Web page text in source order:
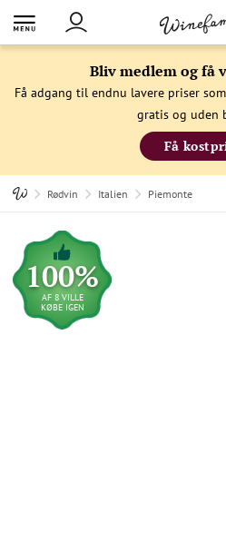
Bliv medlem og få
Få adgang til endnu lavere priser
gratis og uden
Få
Rødvin Italien Piemonte
100%
AF 8 VILLE
KØBE IGEN